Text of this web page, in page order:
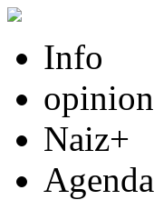
Info
opinion
Naiz+
Agenda